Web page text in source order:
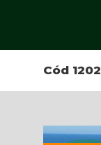
Cód 1202